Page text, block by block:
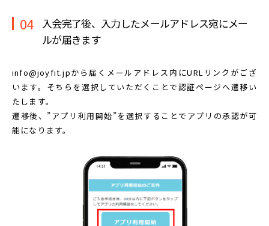
04 入会完了後、入力したメールアドレス宛にメー
ルが届きます
info@joyfit.jpから届くメールアドレス内にURLリンクがござ
います。 そちらを選択していただくことで認証ページへ遷移い
たします。
遷移後、”アプリ利用開始”を選択することで アプリの承認が可
能になります。